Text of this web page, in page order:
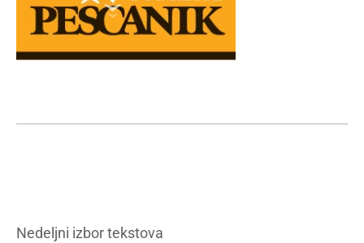
Nedeljni izbor tekstova